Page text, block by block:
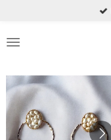
contenu
principal